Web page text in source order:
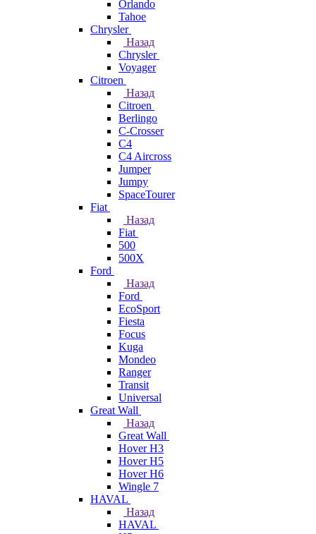
Orlando
Tahoe
Chrysler
Назад
Chrysler
Voyager
Citroen
Назад
Citroen
Berlingo
C-Crosser
C4
C4 Aircross
Jumper
Jumpy
SpaceTourer
Fiat
Назад
Fiat
500
500X
Ford
Назад
Ford
EcoSport
Fiesta
Focus
Kuga
Mondeo
Ranger
Transit
Universal
Great Wall
Назад
Great Wall
Hover H3
Hover H5
Hover H6
Wingle 7
HAVAL
Назад
HAVAL